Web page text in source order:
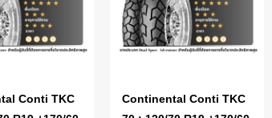
Conti TKC
Continental Conti TKC